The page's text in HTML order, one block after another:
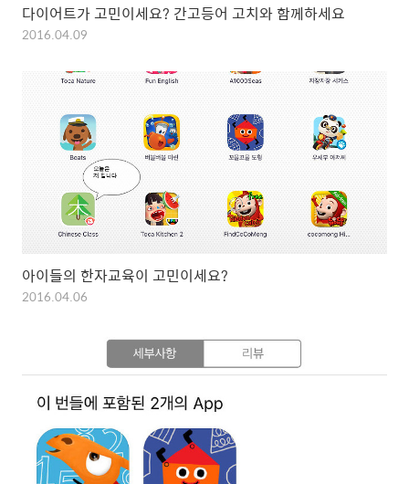
다이어트가 고민이세요? 간고등어 고치와 함께하세요
2016.04.09
아이들의 한자교육이 고민이세요?
2016.04.06